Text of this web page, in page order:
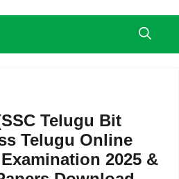
Telugu Bit
Telugu Online
2025 &